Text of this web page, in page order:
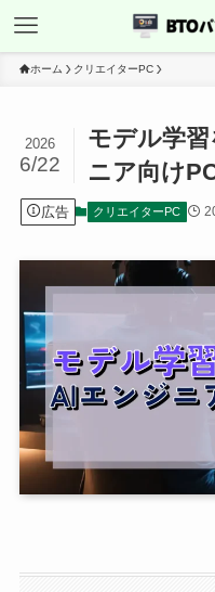
ホーム クリエイターPC
モデル学
ニア向け
2026
6/22
広告 クリエイターPC